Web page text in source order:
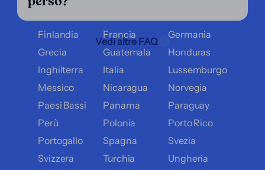
Vedi altre FAQ
Finlandia
Francia
Germania
Grecia
Guatemala
Honduras
Inghilterra
Italia
Lussemburgo
Messico
Nicaragua
Norvegia
Paesi Bassi
Panama
Paraguay
Perù
Polonia
Porto Rico
Portogallo
Spagna
Svezia
Svizzera
Turchia
Ungheria